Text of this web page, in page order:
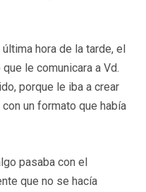
hora de la tarde, el
le comunicara a Vd.
porque le iba a crear
un formato que había
pasaba con el
que no se hacía